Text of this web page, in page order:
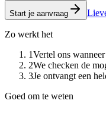
Start je aanvraag
Zo werkt het
1Vertel ons
2We checken de
3Je ontvangt een
Goed om te weten